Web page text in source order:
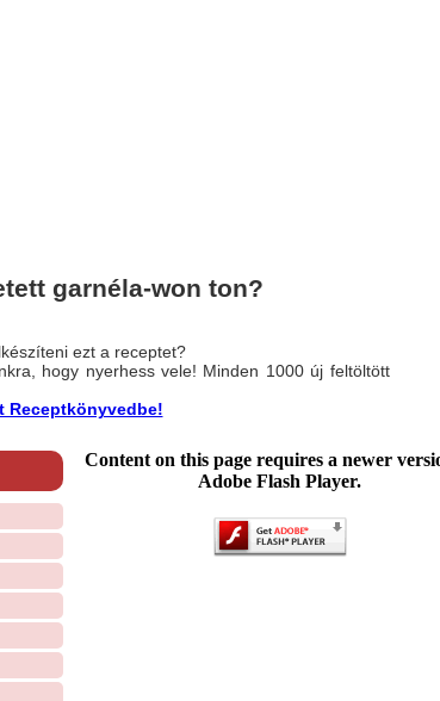
garnéla-won ton?
ezt a receptet?
hogy nyerhess vele! Minden 1000 új feltöltött
Receptkönyvedbe!
Content on this page requires a newer
Adobe Flash Player.